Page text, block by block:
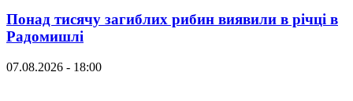
Понад тисячу загиблих рибин виявили в річці в
Радомишлі
07.08.2026 - 18:00